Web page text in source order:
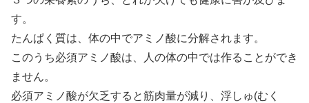
す。
たんぱく質は、体の中でアミノ酸に分解されます。
このうち必須アミノ酸は、人の体の中では作ることができ
ません。
必須アミノ酸が欠乏すると筋肉量が減り、浮しゅ(むく